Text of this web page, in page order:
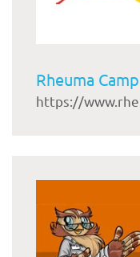
Rheuma
https://